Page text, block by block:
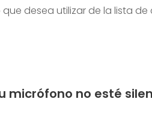
que desea utilizar de la lista
micrófono no esté